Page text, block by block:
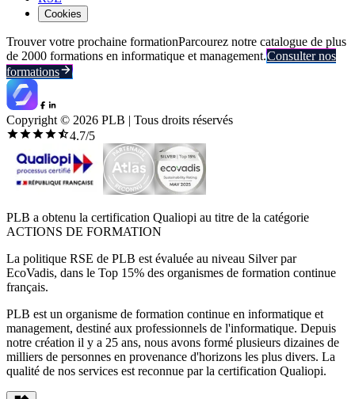
Cookies
Trouver votre prochaine formationParcourez notre catalogue de plus
de 2000 formations en informatique et management.Consulter nos
formations
Copyright © 2026 PLB | Tous droits réservés
4.7/5
PLB a obtenu la certification Qualiopi au titre de la catégorie
ACTIONS DE FORMATION
La politique RSE de PLB est évaluée au niveau Silver par
EcoVadis, dans le Top 15% des organismes de formation continue
français.
PLB est un organisme de formation continue en informatique et
management, destiné aux professionnels de l'informatique. Depuis
notre création il y a 25 ans, nous avons formé plusieurs dizaines de
milliers de personnes en provenance d'horizons les plus divers. La
qualité de nos services est reconnue par la certification Qualiopi.